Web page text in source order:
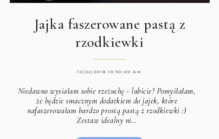
Jajka faszerowane pastą z
rzodkiewki
10/22/2018 10:30:00 AM
Niedawno wysiałam sobie rzeżuchę - lubicie? Pomyśłałam,
że będzie smacznym dodatkiem do jajek, które
nafaszerowałam bardzo prostą pastą z rzodkiewki :)
Zestaw idealny ni…